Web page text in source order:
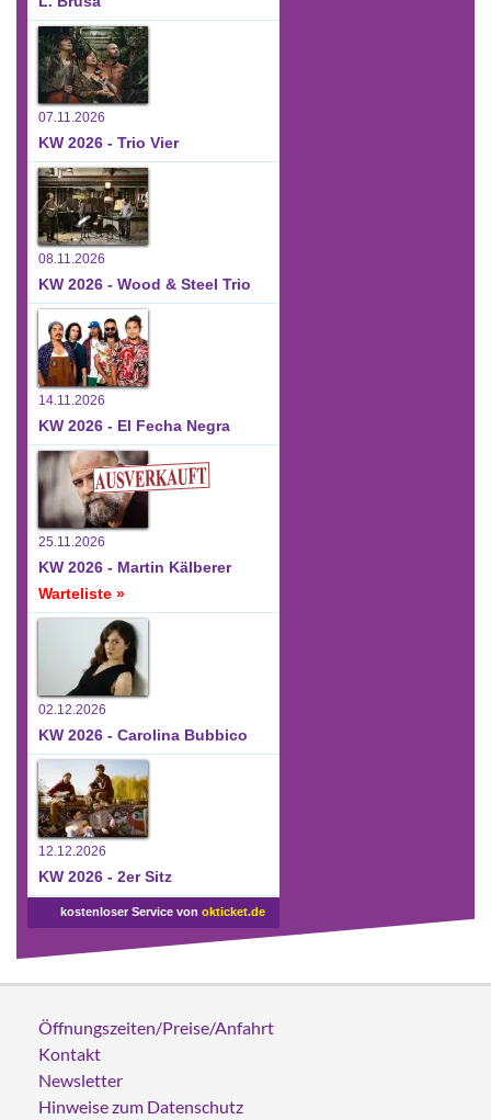
07.11.2026
KW 2026 - Trio Vier
08.11.2026
KW 2026 - Wood & Steel Trio
14.11.2026
KW 2026 - El Fecha Negra
25.11.2026
KW 2026 - Martin Kälberer
Warteliste »
02.12.2026
KW 2026 - Carolina Bubbico
12.12.2026
KW 2026 - 2er Sitz
kostenloser Service von okticket.de
Öffnungszeiten/Preise/Anfahrt
Kontakt
Newsletter
Hinweise zum Datenschutz